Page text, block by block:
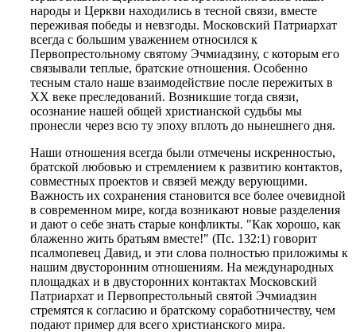
народы и Церкви находились в тесной связи, вместе
переживая победы и невзгоды. Московский Патриархат
всегда с большим уважением относился к
Первопрестольному святому Эчмиадзину, с которым его
связывали теплые, братские отношения. Особенно
тесным стало наше взаимодействие после пережитых в
XX веке преследований. Возникшие тогда связи,
осознание нашей общей христианской судьбы мы
пронесли через всю ту эпоху вплоть до нынешнего дня.
Наши отношения всегда были отмечены искренностью,
братской любовью и стремлением к развитию контактов,
совместных проектов и связей между верующими.
Важность их сохранения становится все более очевидной
в современном мире, когда возникают новые разделения
и дают о себе знать старые конфликты. "Как хорошо, как
блаженно жить братьям вместе!" (Пс. 132:1) говорит
псалмопевец Давид, и эти слова полностью приложимы к
нашим двусторонним отношениям. На международных
площадках и в двусторонних контактах Московский
Патриархат и Первопрестольный святой Эчмиадзин
стремятся к согласию и братскому соработничеству, чем
подают пример для всего христианского мира.